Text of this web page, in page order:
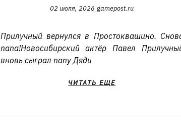
02 июля, 2026 gamepost.ru
Прилучный вернулся в Простоквашино.
папа!Новосибирский актёр Павел
вновь сыграл папу Дяди
ЧИТАТЬ ЕЩЕ